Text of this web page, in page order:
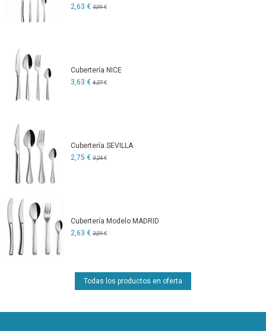
2,63 € 3,09 €
Cubertería NICE
3,63 € 4,27 €
Cubertería SEVILLA
2,75 € 3,24 €
Cubertería Modelo MADRID
2,63 € 3,09 €
Todas los productos en oferta